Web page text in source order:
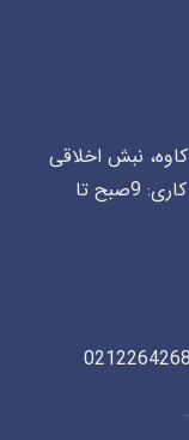
کاوه، نبش اخلاقی
غربی، پلاک29، واحد6، طبقه سوم - ساعت کاری: 9صبح تا